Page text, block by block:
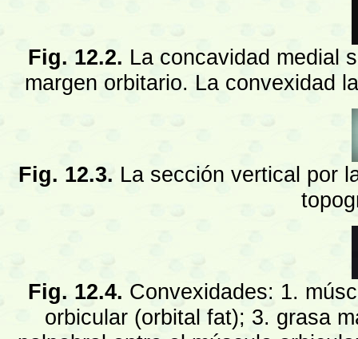
Fig. 12.2. La concavidad medial
margen orbitario. La convexidad
Fig. 12.3. La sección vertical por
Fig. 12.4. Convexidades: 1.
orbicular (orbital fat); 3. grasa